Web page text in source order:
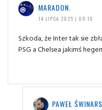
MARADON.
14 LIPCA 2025 | 09:16
Szkoda, że Inter tak sie
PSG a Chelsea jakimś
PAWEŁ